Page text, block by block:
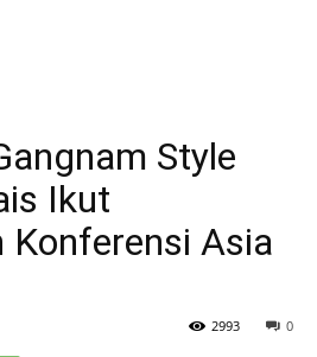
Style
Ikut
Konferensi Asia
0
2993